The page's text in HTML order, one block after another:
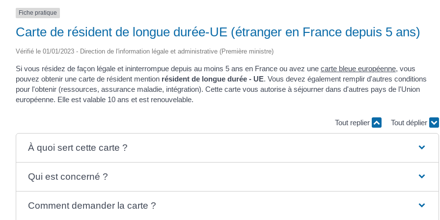
Fiche pratique
Carte de résident de longue durée-UE (étranger en France depuis 5 ans)
Vérifié le 01/01/2023 - Direction de l'information légale et administrative (Première ministre)
Si vous résidez de façon légale et ininterrompue depuis au moins 5 ans en France ou avez une carte bleue européenne, vous
pouvez obtenir une carte de résident mention résident de longue durée - UE. Vous devez également remplir d'autres conditions
pour l'obtenir (ressources, assurance maladie, intégration). Cette carte vous autorise à séjourner dans d'autres pays de l'Union
européenne. Elle est valable 10 ans et est renouvelable.
Tout replier Tout déplier
À quoi sert cette carte ?
Qui est concerné ?
Comment demander la carte ?